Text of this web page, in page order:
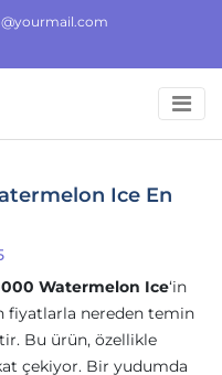
Ice En
Watermelon Ice‘in
fiyatlarla nereden temin
Bu ürün, özellikle
çekiyor. Bir yudumda